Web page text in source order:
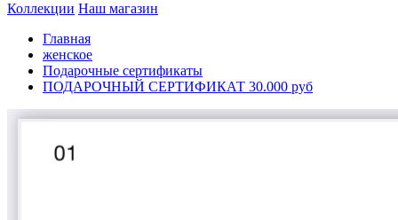
Коллекции Наш магазин
Главная
женское
Подарочные сертификаты
ПОДАРОЧНЫЙ СЕРТИФИКАТ 30.000 руб